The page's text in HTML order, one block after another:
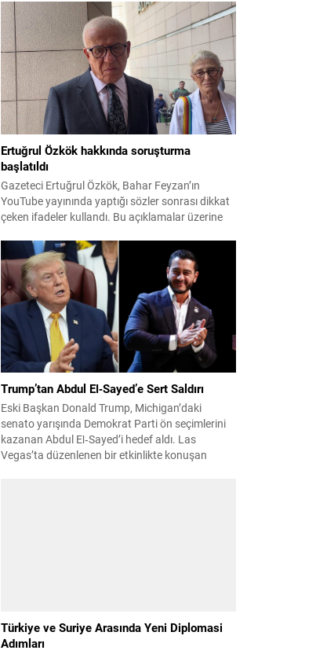
geldi. Yapılan oylamada usul ve gizlilikle ilgili
ciddi iddialar ortaya atıldı; bazı oyların geçersiz
sayılması ve meclis içindeki yönlendirmeler
kamuoyunda tepkilere yol açtı. Seçim sürecinde
yaşanan gelişmeler, parti grupları arasındaki
gerilimi artırdı. CHP’nin...
Ertuğrul Özkök hakkında soruşturma
başlatıldı
Gazeteci Ertuğrul Özkök, Bahar Feyzan’ın
YouTube yayınında yaptığı sözler sonrası dikkat
çeken ifadeler kullandı. Bu açıklamalar üzerine
Özkök hakkında ‘Cumhurbaşkanına hakaret’
suçundan re’sen soruşturma başlatıldı. Özkök,
hakkındaki soruşturma kapsamında
Çağlayan’daki İstanbul Adalet Sarayı’na giderek
savcılığa ifade verdi. İfadesinin ardından
adliyeden ayrıldığı bildirildi. Programdaki sözleri
ve savunması...
Trump’tan Abdul El‑Sayed’e Sert Saldırı
Eski Başkan Donald Trump, Michigan’daki
senato yarışında Demokrat Parti ön seçimlerini
kazanan Abdul El‑Sayed’i hedef aldı. Las
Vegas’ta düzenlenen bir etkinlikte konuşan
Türkiye ve Suriye Arasında Yeni Diplomasi
Adımları